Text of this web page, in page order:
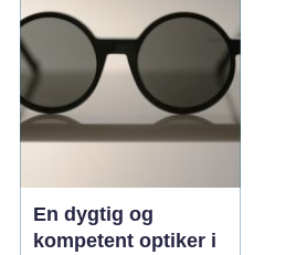
tunge at være i. I en by
som Odense, hv...
En dygtig og
kompetent optiker i